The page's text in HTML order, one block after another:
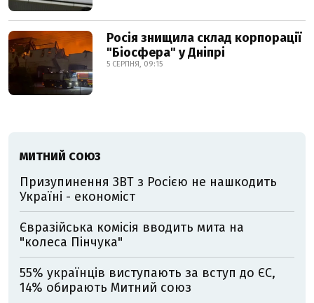
Росія знищила склад корпорації
"Біосфера" у Дніпрі
5 СЕРПНЯ, 09:15
МИТНИЙ СОЮЗ
Призупинення ЗВТ з Росією не нашкодить
Україні - економіст
Євразійська комісія вводить мита на
"колеса Пінчука"
55% українців виступають за вступ до ЄС,
14% обирають Митний союз